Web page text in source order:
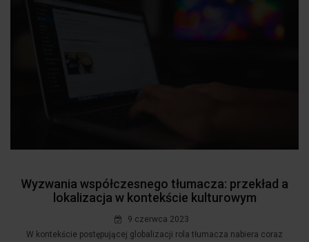
Wyzwania współczesnego tłumacza: przekład a
lokalizacja w kontekście kulturowym
9 czerwca 2023
W kontekście postępującej globalizacji rola tłumacza nabiera coraz